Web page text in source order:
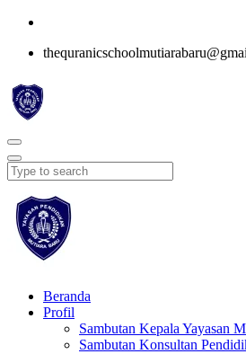
Beranda
Profil
Sambutan Kepala Yayasan
Sambutan Konsultan